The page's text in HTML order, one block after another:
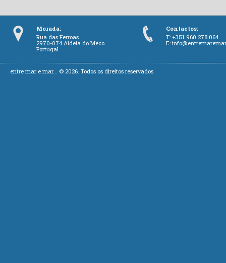
Morada:
Rua das Ferroas
2970-074 Aldeia do Meco
Portugal
Contactos:
T: +351 960 278 064
E:
entre mar e mar... © 2026. Todos os direitos reservados.